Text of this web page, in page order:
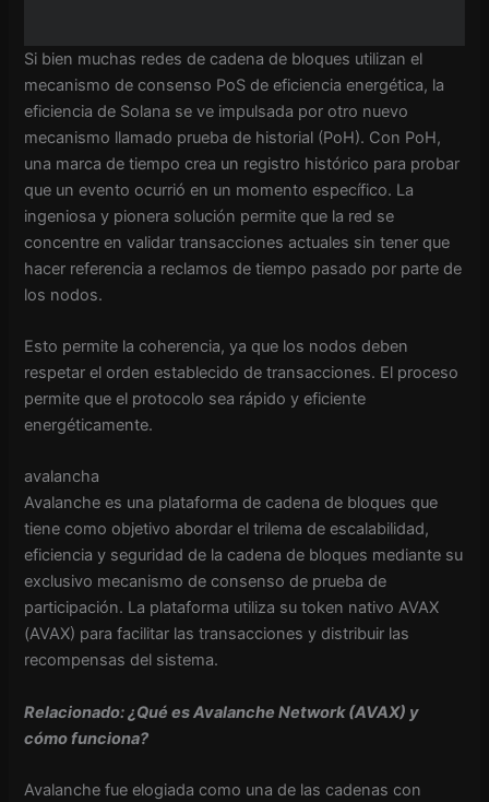
Si bien muchas redes de cadena de bloques utilizan el
mecanismo de consenso PoS de eficiencia energética, la
eficiencia de Solana se ve impulsada por otro nuevo
mecanismo llamado prueba de historial (PoH). Con PoH,
una marca de tiempo crea un registro histórico para probar
que un evento ocurrió en un momento específico. La
ingeniosa y pionera solución permite que la red se
concentre en validar transacciones actuales sin tener que
hacer referencia a reclamos de tiempo pasado por parte de
los nodos.
Esto permite la coherencia, ya que los nodos deben
respetar el orden establecido de transacciones. El proceso
permite que el protocolo sea rápido y eficiente
energéticamente.
avalancha
Avalanche es una plataforma de cadena de bloques que
tiene como objetivo abordar el trilema de escalabilidad,
eficiencia y seguridad de la cadena de bloques mediante su
exclusivo mecanismo de consenso de prueba de
participación. La plataforma utiliza su token nativo AVAX
(AVAX) para facilitar las transacciones y distribuir las
recompensas del sistema.
Relacionado: ¿Qué es Avalanche Network (AVAX) y
cómo funciona?
Avalanche fue elogiada como una de las cadenas con